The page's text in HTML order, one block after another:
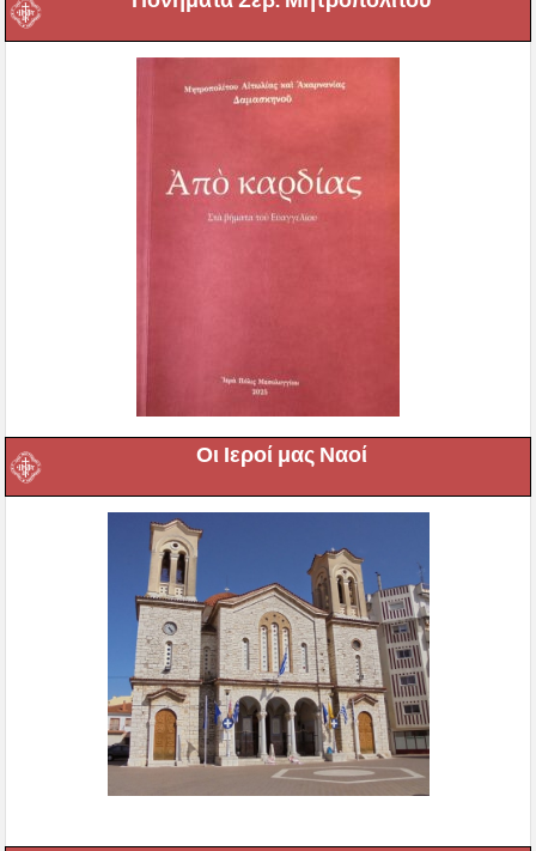
Οι Ιεροί μας Ναοί